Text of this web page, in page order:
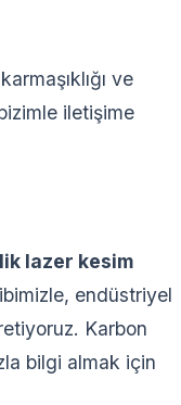
ve
iletişime
lazer kesim
endüstriyel
Karbon
bilgi almak için